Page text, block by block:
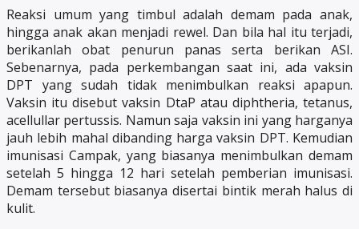
Reaksi umum yang timbul adalah demam pada anak,
hingga anak akan menjadi rewel. Dan bila hal itu terjadi,
berikanlah obat penurun panas serta berikan ASI.
Sebenarnya, pada perkembangan saat ini, ada vaksin
DPT yang sudah tidak menimbulkan reaksi apapun.
Vaksin itu disebut vaksin DtaP atau diphtheria, tetanus,
acellullar pertussis. Namun saja vaksin ini yang harganya
jauh lebih mahal dibanding harga vaksin DPT. Kemudian
imunisasi Campak, yang biasanya menimbulkan demam
setelah 5 hingga 12 hari setelah pemberian imunisasi.
Demam tersebut biasanya disertai bintik merah halus di
kulit.